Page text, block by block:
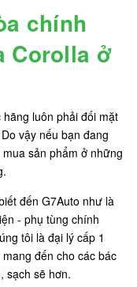
chính
Corolla ở
luôn phải đối mặt
vậy nếu bạn đang
sản phẩm ở những
đến G7Auto như là
- phụ tùng chính
tôi là đại lý cấp 1
đến cho các bác
sạch sẽ hơn.